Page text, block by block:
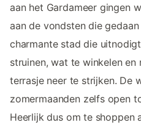
aan het Gardameer gingen
aan de vondsten die
charmante stad die
struinen, wat te winkelen
terrasje neer te strijken. De
zomermaanden zelfs open
Heerlijk dus om te shoppen